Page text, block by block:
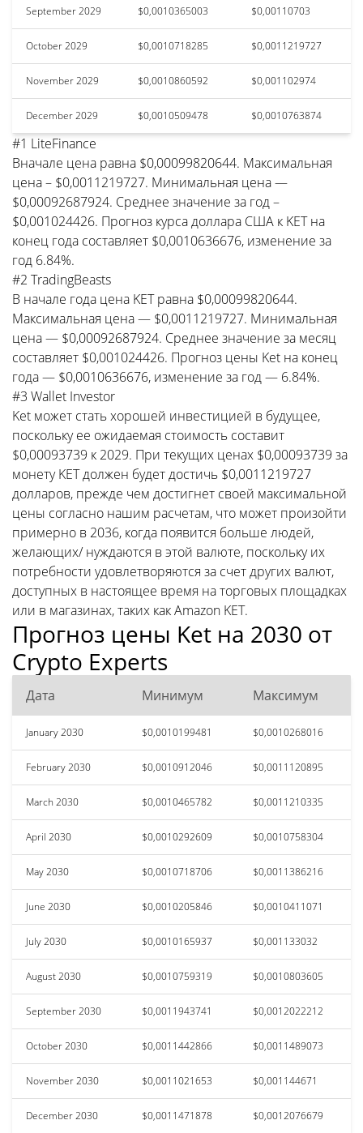
September 2029 $0,0010365003 $0,00110703
October 2029 $0,0010718285 $0,0011219727
November 2029 $0,0010860592 $0,001102974
December 2029 $0,0010509478 $0,0010763874
#1 LiteFinance
Вначале цена равна $0,00099820644. Максимальная
цена – $0,0011219727. Минимальная цена —
$0,00092687924. Среднее значение за год –
$0,001024426. Прогноз курса доллара США к KET на
конец года составляет $0,0010636676, изменение за
год 6.84%.
#2 TradingBeasts
В начале года цена KET равна $0,00099820644.
Максимальная цена — $0,0011219727. Минимальная
цена — $0,00092687924. Среднее значение за месяц
составляет $0,001024426. Прогноз цены Ket на конец
года — $0,0010636676, изменение за год — 6.84%.
#3 Wallet Investor
Ket может стать хорошей инвестицией в будущее,
поскольку ее ожидаемая стоимость составит
$0,00093739 к 2029. При текущих ценах $0,00093739 за
монету KET должен будет достичь $0,0011219727
долларов, прежде чем достигнет своей максимальной
цены согласно нашим расчетам, что может произойти
примерно в 2036, когда появится больше людей,
желающих/ нуждаются в этой валюте, поскольку их
потребности удовлетворяются за счет других валют,
доступных в настоящее время на торговых площадках
или в магазинах, таких как Amazon KET.
Прогноз цены Ket на 2030 от
Crypto Experts
Дата Минимум Максимум
January 2030 $0,0010199481 $0,0010268016
February 2030 $0,0010912046 $0,0011120895
March 2030 $0,0010465782 $0,0011210335
April 2030 $0,0010292609 $0,0010758304
May 2030 $0,0010718706 $0,0011386216
June 2030 $0,0010205846 $0,0010411071
July 2030 $0,0010165937 $0,001133032
August 2030 $0,0010759319 $0,0010803605
September 2030 $0,0011943741 $0,0012022212
October 2030 $0,0011442866 $0,0011489073
November 2030 $0,0011021653 $0,001144671
December 2030 $0,0011471878 $0,0012076679